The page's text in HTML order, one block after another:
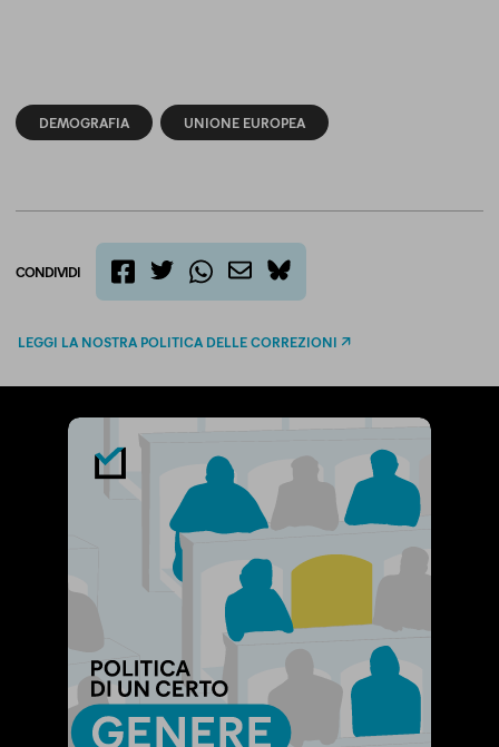
DEMOGRAFIA UNIONE EUROPEA
CONDIVIDI
bluesky
LEGGI LA NOSTRA POLITICA DELLE CORREZIONI